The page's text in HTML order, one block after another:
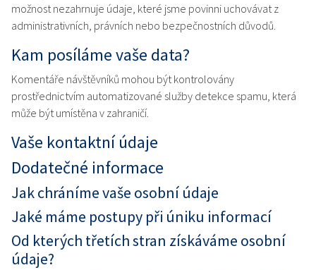
možnost nezahrnuje údaje, které jsme povinni uchovávat z
administrativních, právních nebo bezpečnostních důvodů.
Kam posíláme vaše data?
Komentáře návštěvníků mohou být kontrolovány
prostřednictvím automatizované služby detekce spamu, která
může být umístěna v zahraničí.
Vaše kontaktní údaje
Dodatečné informace
Jak chráníme vaše osobní údaje
Jaké máme postupy při úniku informací
Od kterých třetích stran získáváme osobní
údaje?